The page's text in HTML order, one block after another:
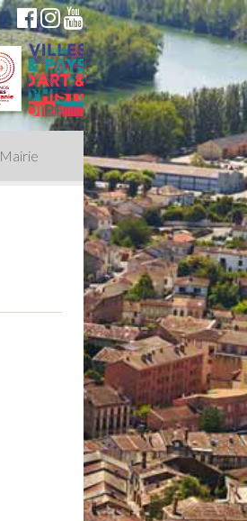
Mairie